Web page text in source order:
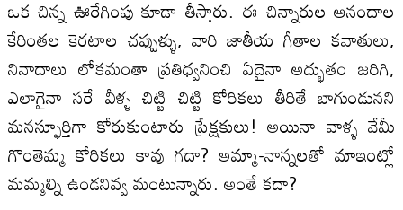
ఒక చిన్న ఊరేగింపు కూడా తీస్తారు. ఈ చిన్నారుల ఆనందాల
కేరింతల కెరటాల చప్పుళ్ళు, వారి జాతీయ గీతాల కవాతులు,
నినాదాలు లోకమంతా ప్రతిధ్వనించి ఏదైనా అద్భుతం జరిగి,
ఎలాగైనా సరే వీళ్ళ చిట్టి చిట్టి కోరికలు తీరితే బాగుండునని
మనస్ఫూర్తిగా కోరుకుంటారు ప్రేక్షకులు! అయినా వాళ్ళ వేమీ
గొంతెమ్మ కోరికలు కావు గదా? అమ్మా-నాన్నలతో మాఇంట్లో
మమ్మల్ని ఉండనివ్వ మంటున్నారు. అంతే కదా?